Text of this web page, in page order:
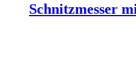
Schnitzmesser